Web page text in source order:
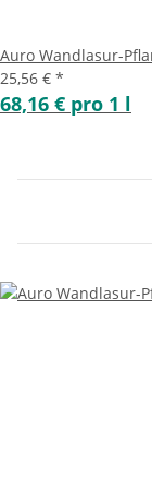
Auro Wandlasur-
25,56 € *
68,16 € pro 1 l